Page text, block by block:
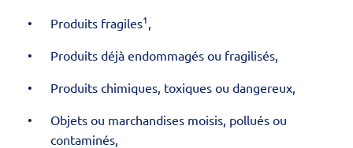
Produits fragiles1,
Produits déjà endommagés ou fragilisés,
Produits chimiques, toxiques ou dangereux,
Objets ou marchandises moisis, pollués ou
contaminés,